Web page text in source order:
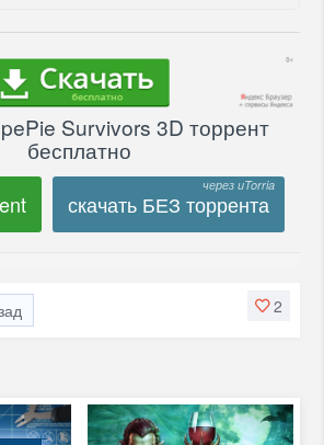
Survivors 3D торрент
бесплатно
скачать БЕЗ торрента
2